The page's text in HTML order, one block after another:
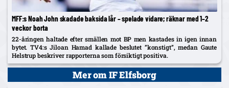
MFF:s Noah John skadade baksida lår – spelade vidare; räknar med 1–2
veckor borta
22-åringen haltade efter smällen mot BP men kastades in igen innan
bytet. TV4:s Jiloan Hamad kallade beslutet ”konstigt”, medan Gaute
Helstrup beskriver rapporterna som försiktigt positiva.
Mer om IF Elfsborg